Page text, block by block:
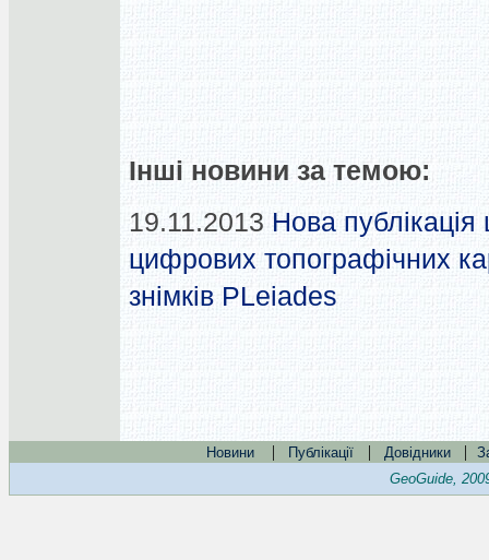
Інші новини за темою:
19.11.2013 Нова
цифрових топографічних
знімків PLeiades
Новини | Публікації | Довідники |
GeoGuide,